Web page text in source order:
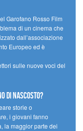
Garofano Rosso Film
di un cinema che
dall’associazione
Europeo ed è
sulle nuove voci del
di nascosto?
storie o
i giovani fanno
la maggior parte dei